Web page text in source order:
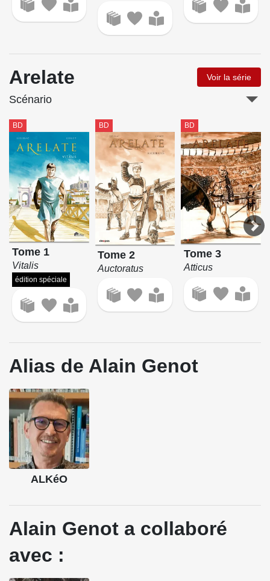
Arelate Voir la série
Scénario
BD
Tome 1
Vitalis
édition spéciale
BD
Tome 2
Auctoratus
BD
Tome 3
Atticus
Alias de Alain Genot
ALKéO
Alain Genot a collaboré
avec :